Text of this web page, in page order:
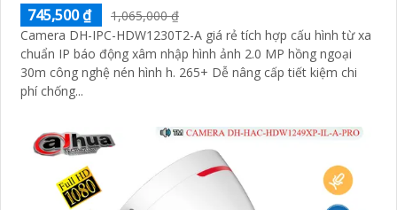
745,500 ₫
1,065,000 ₫
Camera DH-IPC-HDW1230T2-A giá rẻ tích hợp cấu hình từ xa
chuẩn IP báo động xâm nhập hình ảnh 2.0 MP hồng ngoại
30m công nghệ nén hình h. 265+ Dễ nâng cấp tiết kiệm chi
phí chống...